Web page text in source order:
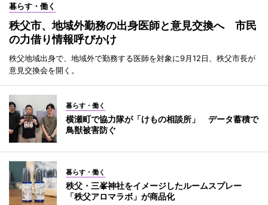
暮らす・働く
秩父市、地域外勤務の出身医師と意見交換へ 市民
の力借り情報呼びかけ
秩父地域出身で、地域外で勤務する医師を対象に9月12日、秩父市長が
意見交換会を開く。
暮らす・働く
横瀬町で協力隊が「けもの相談所」 データ蓄積で
鳥獣被害防ぐ
暮らす・働く
秩父・三峯神社をイメージしたルームスプレー
「秩父アロマラボ」が商品化